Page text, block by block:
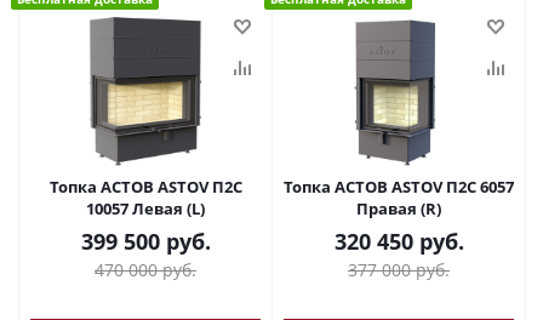
Топка АСТОВ ASTOV П2С
10057 Левая (L)
399 500руб.
470 000руб.
Топка АСТОВ ASTOV П2С 6057
Правая (R)
320 450руб.
377 000руб.